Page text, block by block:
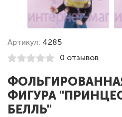
Артикул: 4285
0 отзывов
ФИГУРА
БЕЛЛЬ"